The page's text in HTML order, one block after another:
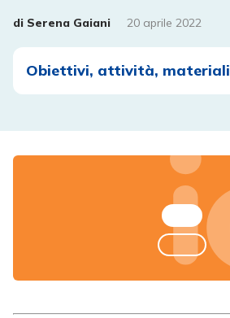
di Serena Gaiani 20 aprile 2022
Obiettivi, attività, materiali